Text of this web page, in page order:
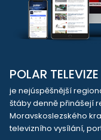
POLAR TELEVIZE
je nejúspěšnější
štáby denně přinášejí
Moravskoslezského
televizního vysílání,